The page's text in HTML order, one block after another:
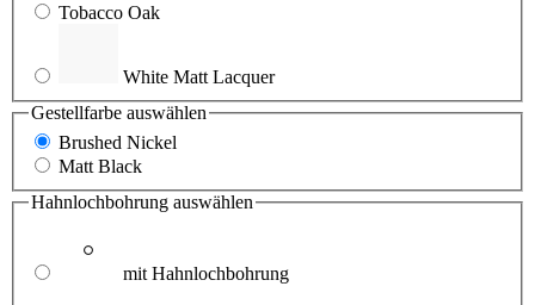
Tobacco Oak
White Matt Lacquer
Gestellfarbe auswählen
Brushed Nickel
Matt Black
Hahnlochbohrung auswählen
mit Hahnlochbohrung